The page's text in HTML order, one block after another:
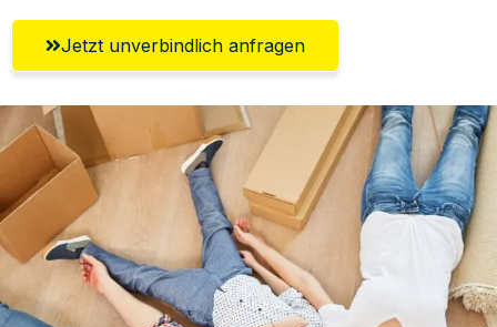
Jetzt unverbindlich anfragen